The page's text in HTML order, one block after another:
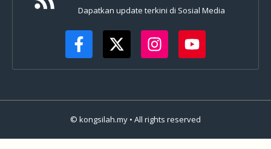
Dapatkan update terkini di Sosial Media
© kongsilah.my • All rights reserved